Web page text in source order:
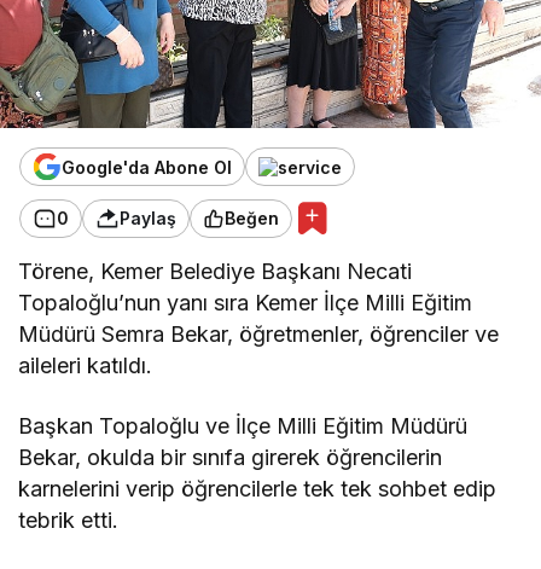
Google'da Abone Ol
0 Paylaş Beğen
Törene, Kemer Belediye Başkanı Necati
Topaloğlu’nun yanı sıra Kemer İlçe Milli Eğitim
Müdürü Semra Bekar, öğretmenler, öğrenciler ve
aileleri katıldı.
Başkan Topaloğlu ve İlçe Milli Eğitim Müdürü
Bekar, okulda bir sınıfa girerek öğrencilerin
karnelerini verip öğrencilerle tek tek sohbet edip
tebrik etti.